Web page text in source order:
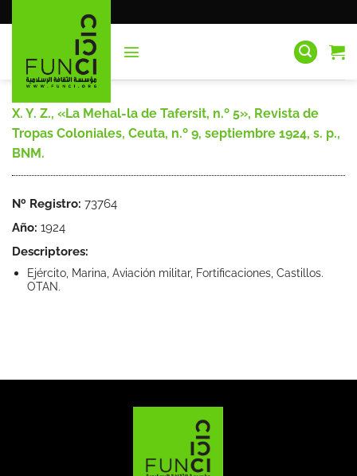
al
X. Y. Z., «La Mehal-la de Tafersit, n.º 5», Revista de
Tropas Coloniales, Ceuta, n.º 9, septiembre 1924, s. p.,
BNM.
Nº Registro: 73764
Año: 1924
Descriptores:
Ejército, Marina, Aviación militar, Fortificaciones, Castillos.
OTAN.